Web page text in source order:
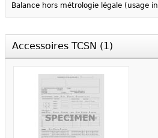
Balance hors métrologie légale (usage
Accessoires TCSN (1)